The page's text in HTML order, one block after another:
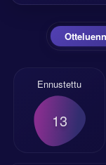
Ennustettu
13